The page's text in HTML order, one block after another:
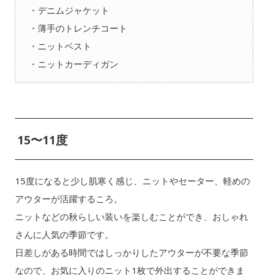
・デニムジャケット
・薄手のトレンチコート
・ニットベスト
・ニットカーディガン
15〜11度
15度になると少し肌寒く感じ、ニットやセーター、軽めの
アウターが活躍するころ。
ニットなどの秋らしい装いを楽しむことができ、おしゃれ
さんに人気の季節です。
日差しがある時間ではしっかりしたアウターが不要な季節
なので、お気に入りのニット1枚で外出することができま